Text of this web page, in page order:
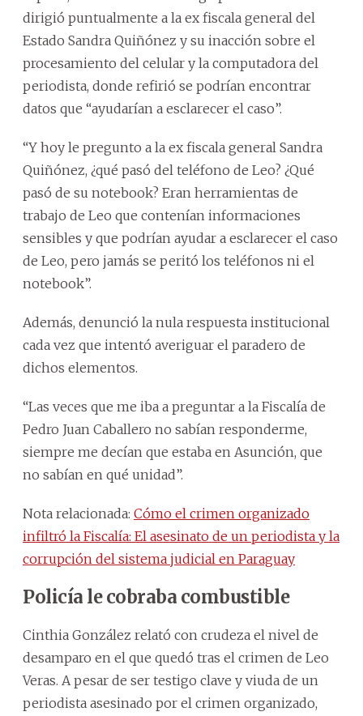
dirigió puntualmente a la ex fiscala general del
Estado Sandra Quiñónez y su inacción sobre el
procesamiento del celular y la computadora del
periodista, donde refirió se podrían encontrar
datos que “ayudarían a esclarecer el caso”.
“Y hoy le pregunto a la ex fiscala general Sandra
Quiñónez, ¿qué pasó del teléfono de Leo? ¿Qué
pasó de su notebook? Eran herramientas de
trabajo de Leo que contenían informaciones
sensibles y que podrían ayudar a esclarecer el caso
de Leo, pero jamás se peritó los teléfonos ni el
notebook”.
Además, denunció la nula respuesta institucional
cada vez que intentó averiguar el paradero de
dichos elementos.
“Las veces que me iba a preguntar a la Fiscalía de
Pedro Juan Caballero no sabían responderme,
siempre me decían que estaba en Asunción, que
no sabían en qué unidad”.
Nota relacionada: Cómo el crimen organizado
infiltró la Fiscalía: El asesinato de un periodista y la
corrupción del sistema judicial en Paraguay
Policía le cobraba combustible
Cinthia González relató con crudeza el nivel de
desamparo en el que quedó tras el crimen de Leo
Veras. A pesar de ser testigo clave y viuda de un
periodista asesinado por el crimen organizado,